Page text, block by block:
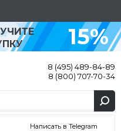
15%
8 (495) 489-84-89
8 (800) 707-70-34
Написать в Telegram